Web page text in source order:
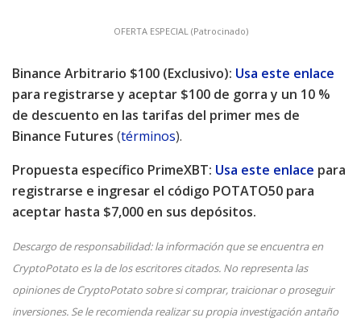
OFERTA ESPECIAL (Patrocinado)
Binance Arbitrario $100 (Exclusivo): Usa este enlace
para registrarse y aceptar $100 de gorra y un 10 %
de descuento en las tarifas del primer mes de
Binance Futures (términos).
Propuesta específico PrimeXBT: Usa este enlace para
registrarse e ingresar el código POTATO50 para
aceptar hasta $7,000 en sus depósitos.
Descargo de responsabilidad: la información que se encuentra en
CryptoPotato es la de los escritores citados. No representa las
opiniones de CryptoPotato sobre si comprar, traicionar o proseguir
inversiones. Se le recomienda realizar su propia investigación antaño